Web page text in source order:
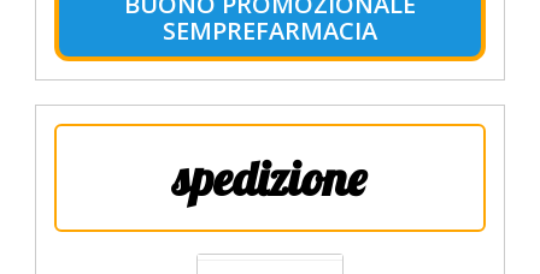
SEMPREFARMACIA
spedizione